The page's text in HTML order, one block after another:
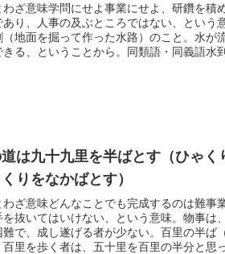
わざ意味学問にせよ事業にせよ、研鑽を積
あり、人事の及ぶところではない、という
（地面を掘って作った水路）のこと。水が
きる、ということから。同類語・同義語水
は九十九里を半ばとす（ひゃく
りをなかばとす）
わざ意味どんなことでも完成するのは難事
を抜いてはいけない、という意味。物事は
難で、成し遂げる者が少ない。百里の半ば
百里を歩く者は、五十里を百里の半分と思